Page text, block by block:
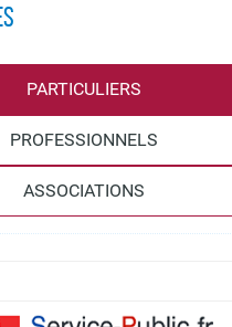
PARTICULIERS
PROFESSIONNELS
ASSOCIATIONS